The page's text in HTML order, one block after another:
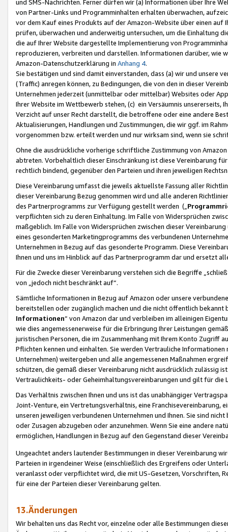
und SMS-Nachrichten. Ferner dürfen wir (a) Informationen über Ihre
von Partner-Links und Programminhalten erhalten überwachen,
vor dem Kauf eines Produkts auf der Amazon-Website über einen
prüfen, überwachen und anderweitig untersuchen, um die Einhaltung
die auf Ihrer Website dargestellte Implementierung von
reproduzieren, verbreiten und darstellen. Informationen darüber, wie
Amazon-Datenschutzerklärung in Anhang 4.
Sie bestätigen und sind damit einverstanden, dass (a) wir und
(Traffic) anregen können, zu Bedingungen, die von den in dieser
Unternehmen jederzeit (unmittelbar oder mittelbar) Websites oder
Ihrer Website im Wettbewerb stehen, (c) ein Versäumnis unsererseits,
Verzicht auf unser Recht darstellt, die betroffene oder eine andere
Aktualisierungen, Handlungen und Zustimmungen, die wir ggf. im
vorgenommen bzw. erteilt werden und nur wirksam sind, wenn sie
Ohne die ausdrückliche vorherige schriftliche Zustimmung von
abtreten. Vorbehaltlich dieser Einschränkung ist diese Vereinbarung
rechtlich bindend, gegenüber den Parteien und ihren jeweiligen
Diese Vereinbarung umfasst die jeweils aktuellste Fassung aller
dieser Vereinbarung Bezug genommen wird und alle anderen
des Partnerprogramms zur Verfügung gestellt werden („
verpflichten sich zu deren Einhaltung. Im Falle von Widersprüchen
maßgeblich. Im Falle von Widersprüchen zwischen dieser
eines gesonderten Marketingprogramms des verbundenen
Unternehmen in Bezug auf das gesonderte Programm. Diese
Ihnen und uns im Hinblick auf das Partnerprogramm dar und ersetzt
Für die Zwecke dieser Vereinbarung verstehen sich die Begriffe
von „jedoch nicht beschränkt auf“.
Sämtliche Informationen in Bezug auf Amazon oder unsere
bereitstellen oder zugänglich machen und die nicht öffentlich
Informationen“ von Amazon dar und verbleiben im alleinigen
wie dies angemessenerweise für die Erbringung Ihrer Leistungen
juristischen Personen, die im Zusammenhang mit Ihrem Konto
Pflichten kennen und einhalten. Sie werden Vertrauliche
Unternehmen) weitergeben und alle angemessenen Maßnahmen
schützen, die gemäß dieser Vereinbarung nicht ausdrücklich zulässig
Vertraulichkeits- oder Geheimhaltungsvereinbarungen und gilt für die
Das Verhältnis zwischen Ihnen und uns ist das unabhängiger
Joint-Venture, ein Vertretungsverhältnis, eine Franchisevereinbarung,
unseren jeweiligen verbundenen Unternehmen und Ihnen. Sie sind
oder Zusagen abzugeben oder anzunehmen. Wenn Sie eine andere
ermöglichen, Handlungen in Bezug auf den Gegenstand dieser
Ungeachtet anders lautender Bestimmungen in dieser Vereinbarung
Parteien in irgendeiner Weise (einschließlich des Ergreifens oder
veranlasst oder verpflichtet wird, die mit US-Gesetzen, Vorschriften,
für eine der Parteien dieser Vereinbarung gelten.
13.Änderungen
Wir behalten uns das Recht vor, einzelne oder alle Bestimmungen